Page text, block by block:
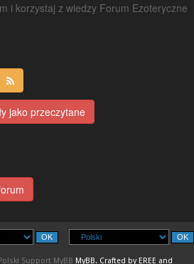
i korzystaj z wiedzy Forum Ezoteryczne
jako przeczytane
Support MyBB MyBB. Crafted by EREE and